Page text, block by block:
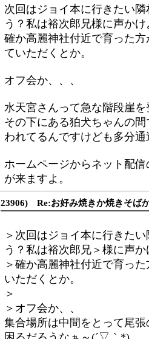
次回はジョイ本に行きたい
う？私は裕次郎兄様に声か
確か高麗神社付近で育った
ていただくとか。
オフ会か、、、
水天宮さんって急な階段崖
その下にある狛犬ちゃんの
われてるんですけども多分
ホームページからネット配
が来ますよ。
23906) Re:お好み焼きか焼きそば
＞次回はジョイ本に行きた
う？私は裕次郎兄＞様に声
＞確か高麗神社付近で育っ
いただくとか。
＞
＞オフ会か、、
集合場所は中間をとって尾